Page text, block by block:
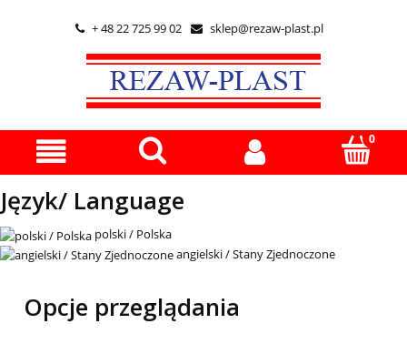
 + 48 22 725 99 02  sklep@rezaw-plast.pl
Język/ Language
polski / Polska
angielski / Stany Zjednoczone
Opcje przeglądania